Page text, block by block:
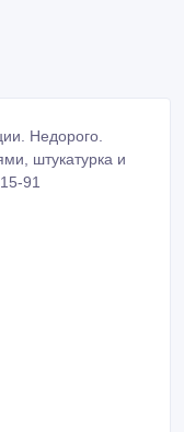
Недорого.
штукатурка и
91